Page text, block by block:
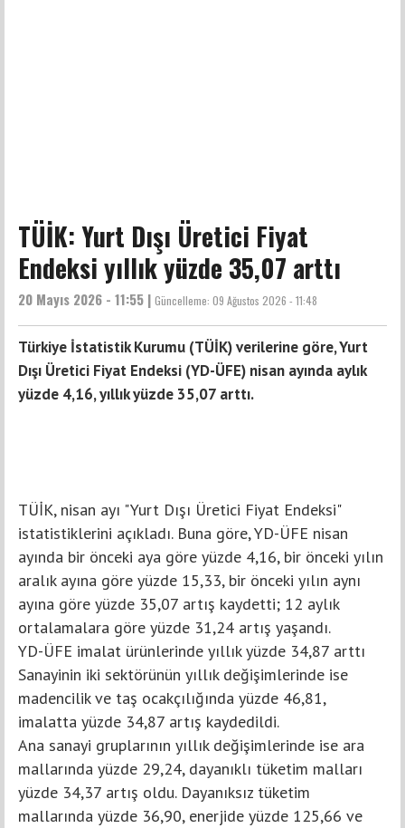
TÜİK: Yurt Dışı Üretici Fiyat
Endeksi yıllık yüzde 35,07 arttı
20 Mayıs 2026 - 11:55 | Güncelleme: 09 Ağustos 2026 - 11:48
Türkiye İstatistik Kurumu (TÜİK) verilerine göre, Yurt
Dışı Üretici Fiyat Endeksi (YD-ÜFE) nisan ayında aylık
yüzde 4,16, yıllık yüzde 35,07 arttı.
TÜİK, nisan ayı "Yurt Dışı Üretici Fiyat Endeksi"
istatistiklerini açıkladı. Buna göre, YD-ÜFE nisan
ayında bir önceki aya göre yüzde 4,16, bir önceki yılın
aralık ayına göre yüzde 15,33, bir önceki yılın aynı
ayına göre yüzde 35,07 artış kaydetti; 12 aylık
ortalamalara göre yüzde 31,24 artış yaşandı.
YD-ÜFE imalat ürünlerinde yıllık yüzde 34,87 arttı
Sanayinin iki sektörünün yıllık değişimlerinde ise
madencilik ve taş ocakçılığında yüzde 46,81,
imalatta yüzde 34,87 artış kaydedildi.
Ana sanayi gruplarının yıllık değişimlerinde ise ara
mallarında yüzde 29,24, dayanıklı tüketim malları
yüzde 34,37 artış oldu. Dayanıksız tüketim
mallarında yüzde 36,90, enerjide yüzde 125,66 ve